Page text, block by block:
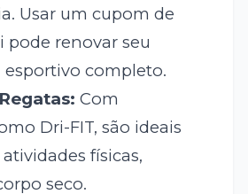
Usar um cupom de
pode renovar seu
completo.
Com
Dri-FIT, são ideais
físicas,
seco.